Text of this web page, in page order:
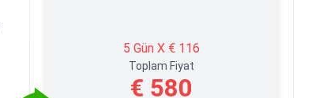
5 Gün X € 116
Toplam Fiyat
€ 580